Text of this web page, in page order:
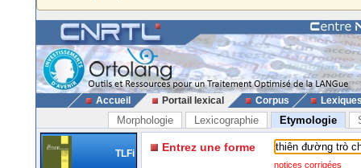
Accueil Portail lexical Corpus
Morphologie Lexicographie Etymologie
TLFi Entrez une forme
notices corrigées